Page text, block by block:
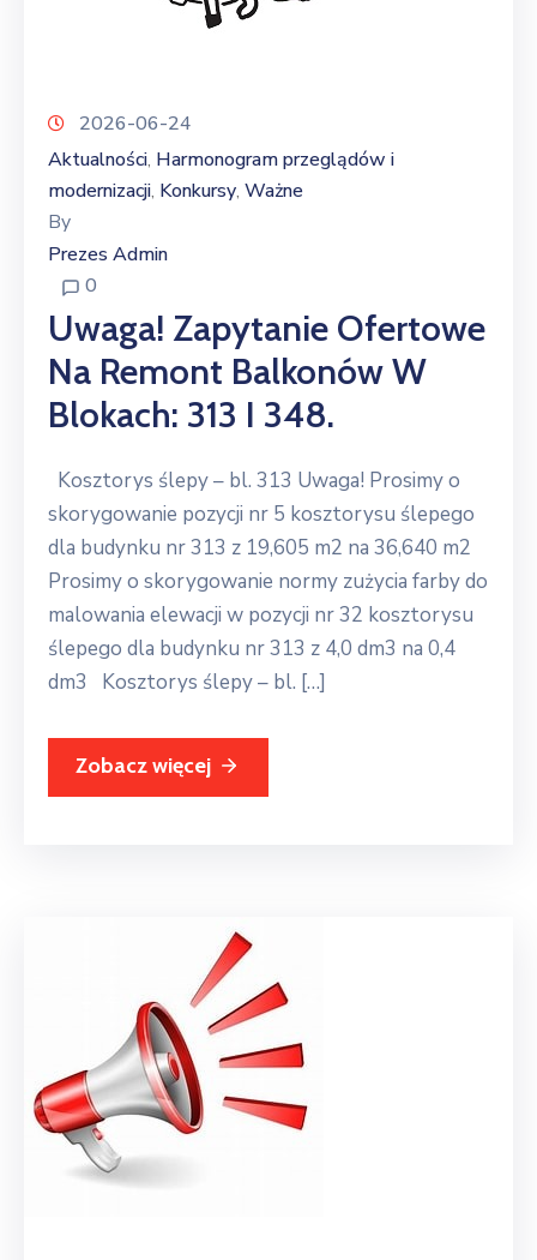
2026-06-24
Aktualności‚ Harmonogram przeglądów i
modernizacji‚ Konkursy‚ Ważne
By
Prezes Admin
0
Uwaga! Zapytanie Ofertowe
Na Remont Balkonów W
Blokach: 313 I 348.
Kosztorys ślepy – bl. 313 Uwaga! Prosimy o
skorygowanie pozycji nr 5 kosztorysu ślepego
dla budynku nr 313 z 19,605 m2 na 36,640 m2
Prosimy o skorygowanie normy zużycia farby do
malowania elewacji w pozycji nr 32 kosztorysu
ślepego dla budynku nr 313 z 4,0 dm3 na 0,4
dm3 Kosztorys ślepy – bl. […]
Zobacz więcej